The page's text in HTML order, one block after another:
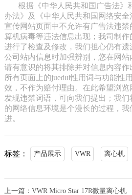
根据《中华人民共和国广告法》
办法》及《中华人民共和国网络安
宣传网站页面中不允许有广告法违
算机病毒等违法信息出现；我司制
进行了检查及修改，我们担心仍有
公司站内信息时加强辨别，您在网
请有意识的将其排除并对信息内容
所有页面上的juedui性用词与功能性
效，不作为赔付理由。在此希望浏
发现违禁词语，可向我们提出；我
的网络信息环境是个漫长的过程，
进。
标签： 产品展示 VWR 离心机
上一篇： VWR Micro Star 17R微量离心机